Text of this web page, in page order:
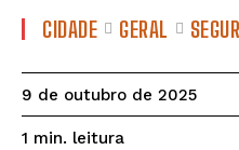
CIDADE GERAL
9 de outubro de 2025
1 min. leitura